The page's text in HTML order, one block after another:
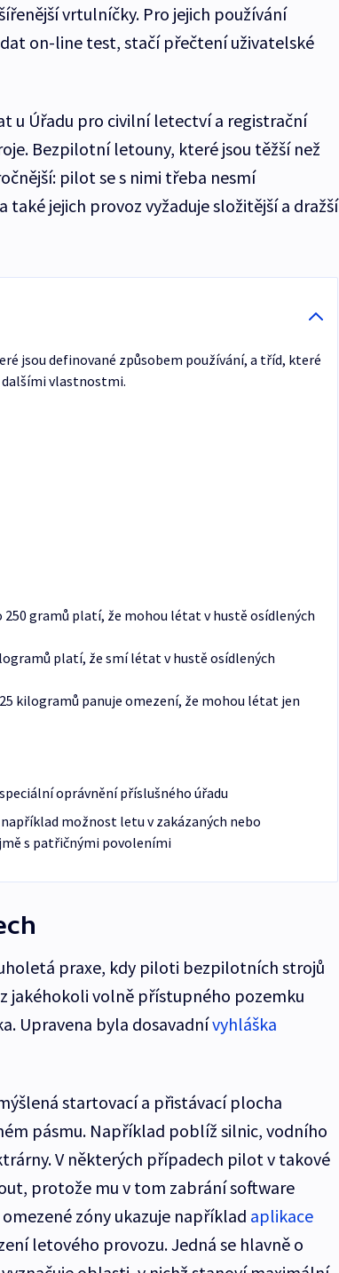
vrtulníčky. Pro jejich používání
on-line test, stačí přečtení uživatelské
u Úřadu pro civilní letectví a registrační
Bezpilotní letouny, které jsou těžší než
pilot se s nimi třeba nesmí
jejich provoz vyžaduje složitější a dražší
jsou definované způsobem používání, a tříd, které
dalšími vlastnostmi.
250 gramů platí, že mohou létat v hustě osídlených
platí, že smí létat v hustě osídlených
kilogramů panuje omezení, že mohou létat jen
oprávnění příslušného úřadu
možnost letu v zakázaných nebo
s patřičnými povoleními
praxe, kdy piloti bezpilotních strojů
jakéhokoli volně přístupného pozemku
Upravena byla dosavadnívyhláška
startovací a přistávací plocha
pásmu. Například poblíž silnic, vodního
V některých případech pilot v takové
protože mu v tom zabrání software
zóny ukazuje například aplikace
letového provozu. Jedná se hlavně o